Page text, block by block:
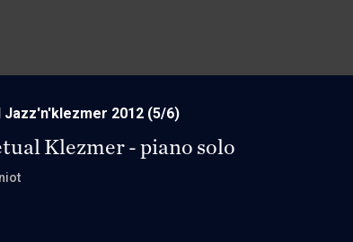
Jazz'n'klezmer 2012 (5/6)
Klezmer - piano solo